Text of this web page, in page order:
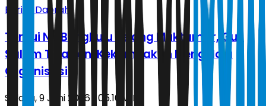
Berita Daerah
Temui NU Bengkulu Jelang Muktamar, Gus
Salam Teladani Kekompakan Mengelola
Organisasi
Selasa, 9 Juni 2026 | 05.10 WIB